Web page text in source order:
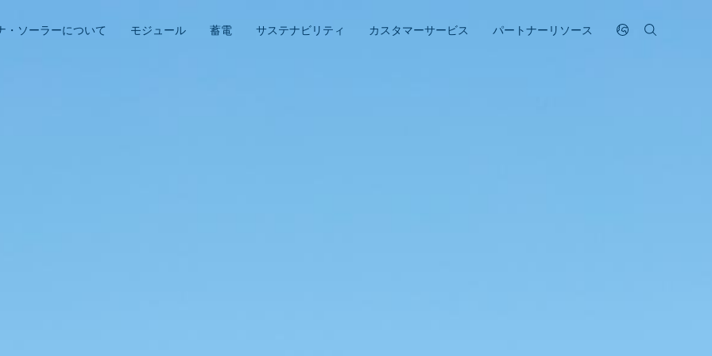
・ソーラーについて モジュール 蓄電 サステナビリティ カスタマーサービス パートナーリソース